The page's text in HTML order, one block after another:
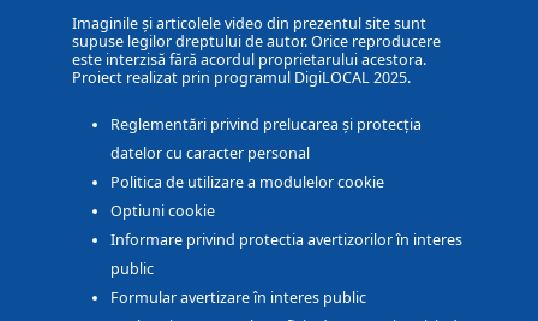
Imaginile și articolele video din prezentul site sunt
supuse legilor dreptului de autor. Orice reproducere
este interzisă fără acordul proprietarului acestora.
Proiect realizat prin programul DigiLOCAL 2025.
Reglementări privind prelucarea și protecția
datelor cu caracter personal
Politica de utilizare a modulelor cookie
Optiuni cookie
Informare privind protectia avertizorilor în interes
public
Formular avertizare în interes public